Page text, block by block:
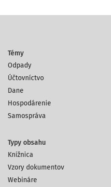
Témy
Odpady
Účtovníctvo
Dane
Hospodárenie
Samospráva
Typy obsahu
Knižnica
Vzory dokumentov
Webináre